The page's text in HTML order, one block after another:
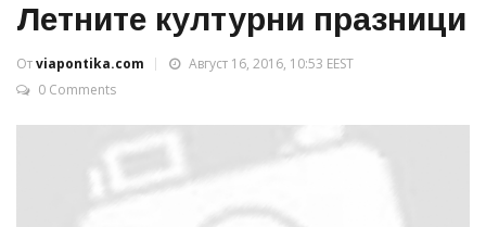
Летните културни празници
Отviapontika.com
Август 16, 2016, 10:53 EEST
0 Comments